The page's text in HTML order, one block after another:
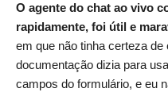
O agente do chat ao vivo
rapidamente, foi útil e
em que não tinha certeza
documentação dizia para
campos do formulário, e eu